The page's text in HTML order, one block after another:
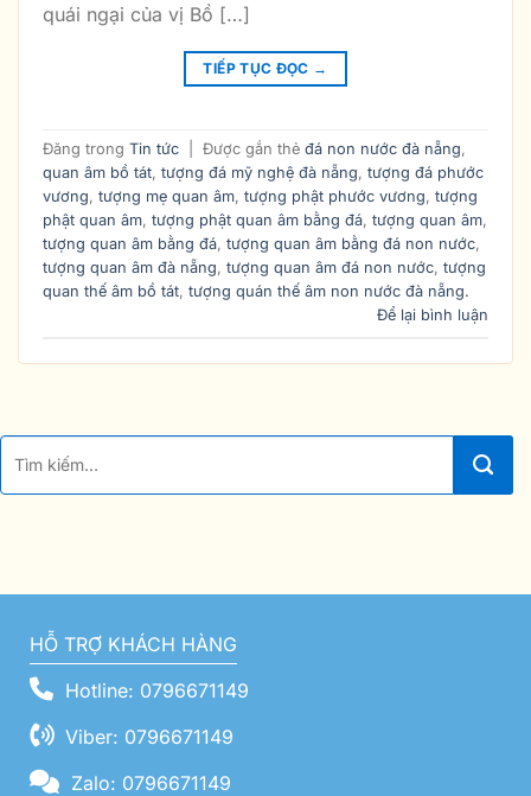
quái ngại của vị Bồ […]
TIẾP TỤC ĐỌC →
Đăng trong Tin tức Được gắn thẻ đá non nước đà nẵng,
quan âm bồ tát, tượng đá mỹ nghệ đà nẵng, tượng đá phước
vương, tượng mẹ quan âm, tượng phật phước vương, tượng
phật quan âm, tượng phật quan âm bằng đá, tượng quan âm,
tượng quan âm bằng đá, tượng quan âm bằng đá non nước,
tượng quan âm đà nẵng, tượng quan âm đá non nước, tượng
quan thế âm bồ tát, tượng quán thế âm non nước đà nẵng.
Để lại bình luận
HỖ TRỢ KHÁCH HÀNG
Hotline: 0796671149
Viber: 0796671149
Zalo: 0796671149